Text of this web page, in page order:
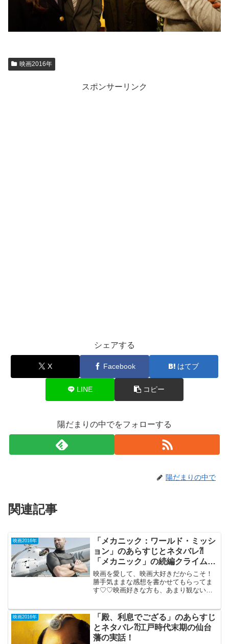
映画2016年
スポンサーリンク
シェアする
X Facebook はてブ
LINE コピー
陽だまりの中でをフォローする
陽だまりの中で
関連記事
映画2016年
「メカニック：ワールド・ミッシ
ョン」のあらすじとネタバレ⁈
「メカニック」の続編クライム・
アクション。
映画を愛して、映画大好きだからこそ！
勝手気ままな感想を書かせてもらってま
す♡♡映画好きな方も、あまり観ない方
映画2016年
「殿、利息でござる」のあらすじ
とネタバレ⁈江戸時代末期の仙台
藩の実話！